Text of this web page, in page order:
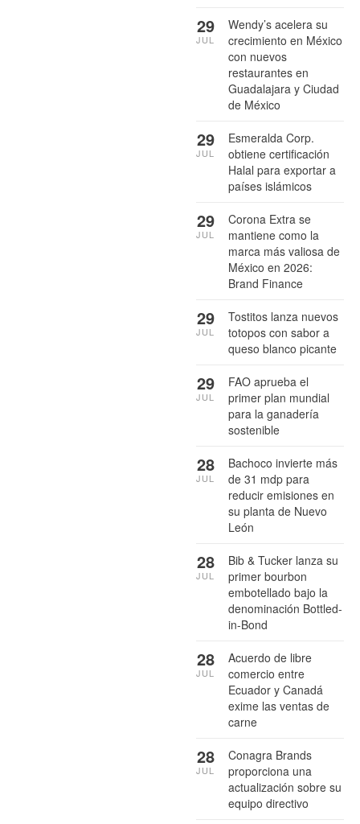
Wendy’s acelera su
crecimiento en México
con nuevos
restaurantes en
Guadalajara y Ciudad
de México
29
JUL
Esmeralda Corp.
obtiene certificación
Halal para exportar a
países islámicos
29
JUL
Corona Extra se
mantiene como la
marca más valiosa de
México en 2026:
Brand Finance
29
JUL
Tostitos lanza nuevos
totopos con sabor a
queso blanco picante
29
JUL
FAO aprueba el
primer plan mundial
para la ganadería
sostenible
29
JUL
Bachoco invierte más
de 31 mdp para
reducir emisiones en
su planta de Nuevo
León
28
JUL
Bib & Tucker lanza su
primer bourbon
embotellado bajo la
denominación Bottled-
in-Bond
28
JUL
Acuerdo de libre
comercio entre
Ecuador y Canadá
exime las ventas de
carne
28
JUL
Conagra Brands
proporciona una
actualización sobre su
equipo directivo
28
JUL